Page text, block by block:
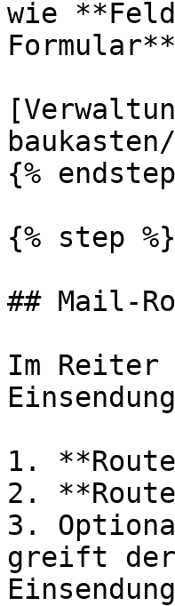
wie
{%
{% step %}
## Mail-
Im
1.
2.
3.
greift der